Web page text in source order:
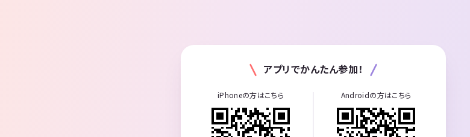
アプリでかんたん参加！
iPhoneの方はこちら Androidの方はこちら